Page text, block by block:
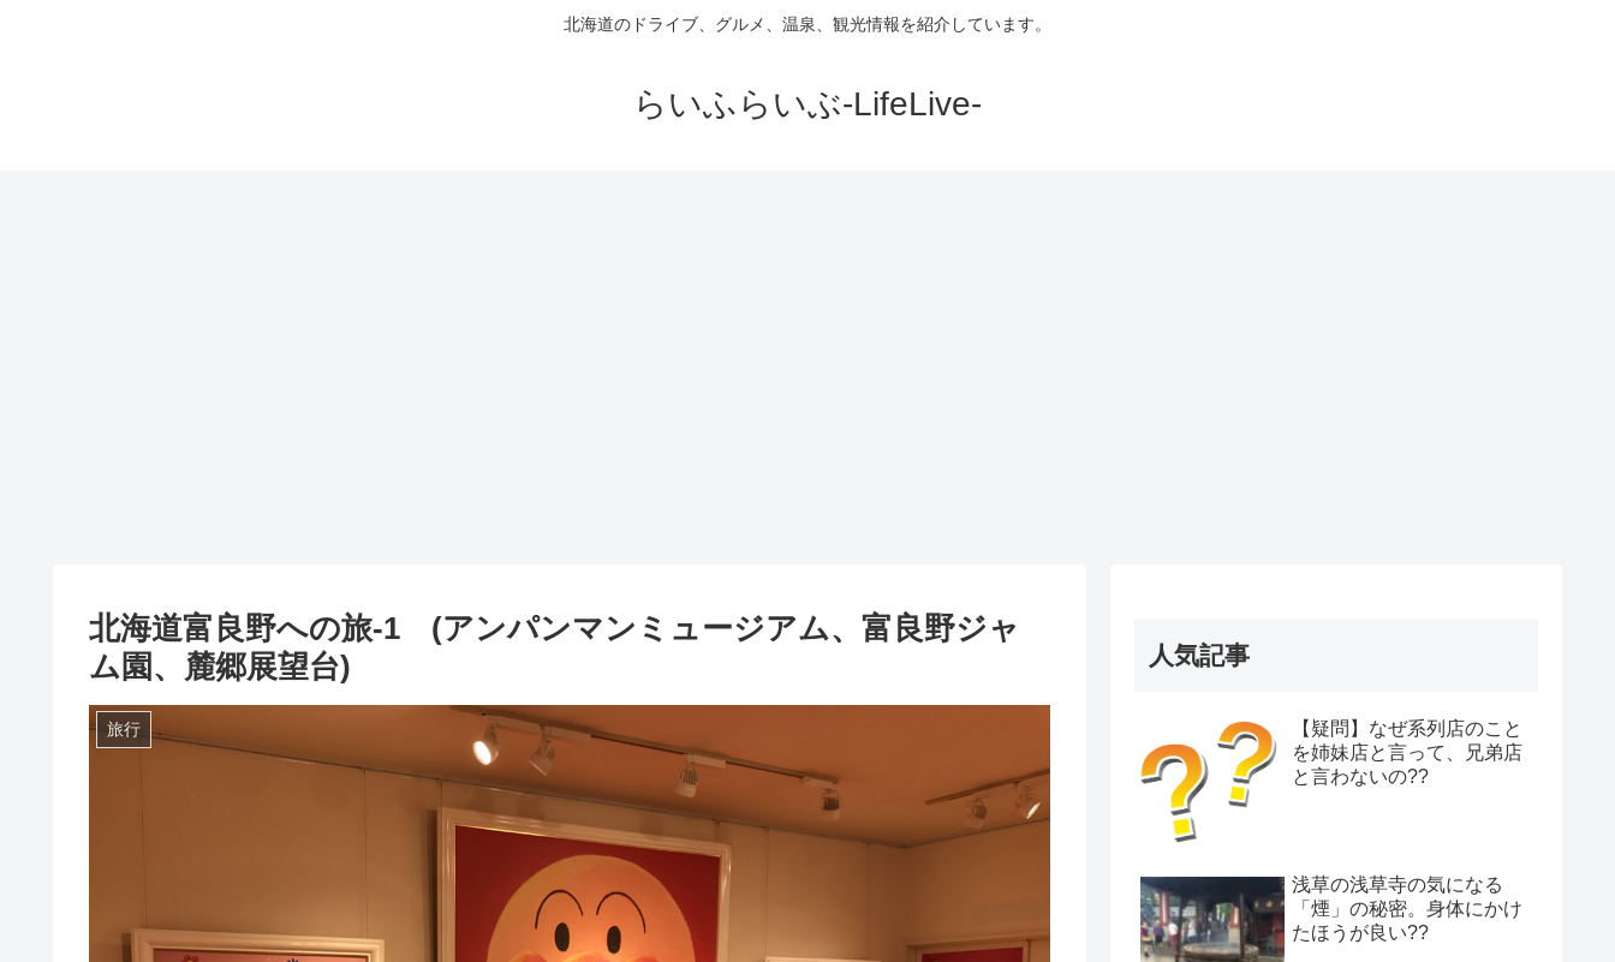
北海道のドライブ、グルメ、温泉、観光情報を紹介しています。
らいふらいぶ-LifeLive-
北海道富良野への旅-1 (アンパンマンミュージアム、富良野ジャ
ム園、麓郷展望台)
旅行
人気記事
【疑問】なぜ系列店のこと
を姉妹店と言って、兄弟店
と言わないの??
浅草の浅草寺の気になる
「煙」の秘密。身体にかけ
たほうが良い??